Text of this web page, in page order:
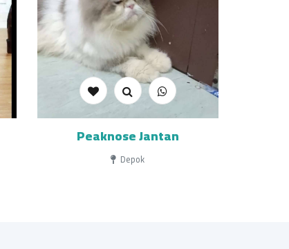
Peaknose Jantan
Depok